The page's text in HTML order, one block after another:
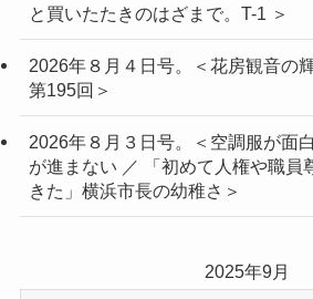
と買いたたきのはざまで。T-1 ＞
2026年８月４日号。＜花房観音の
第195回＞
2026年８月３日号。＜空調服が面
が進まない ／ 「初めて人権や職員
きた」横浜市長の幼稚さ＞
2025年9月